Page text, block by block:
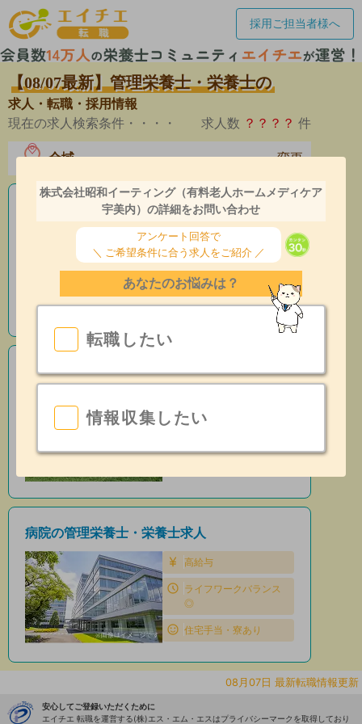
採用ご担当者様へ
【08/07最新】管理栄養士・栄養士の
求人・転職・採用情報
現在の求人検索条件・・・・
求人数 ？？？？ 件
全域 変更
老人ホームの栄養士求人
産休育休制度有
昇給あり
指導環境充実
保育園の管理栄養士・栄養士求人
昇給あり
日勤のみ
病院の管理栄養士・栄養士求人
高給与
ライフワークバランス
◎
住宅手当・寮あり
株式会社昭和イーティング（有料老人ホームメディケア
宇美内）の詳細をお問い合わせ
アンケート回答で
＼ ご希望条件に合う求人をご紹介 ／
あなたのお悩みは？
転職したい
情報収集したい
08月07日 最新転職情報更新
安心してご登録いただくために
エイチエ 転職を運営する(株)エス・エム・エスはプライバシーマークを取得しており